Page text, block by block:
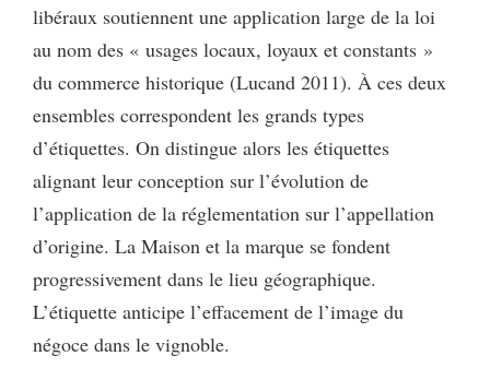
libéraux soutiennent une application large de la loi
au nom des « usages locaux, loyaux et constants »
du commerce historique (Lucand 2011). À ces deux
ensembles correspondent les grands types
d’étiquettes. On distingue alors les étiquettes
alignant leur conception sur l’évolution de
l’application de la réglementation sur l’appellation
d’origine. La Maison et la marque se fondent
progressivement dans le lieu géographique.
L’étiquette anticipe l’effacement de l’image du
négoce dans le vignoble.